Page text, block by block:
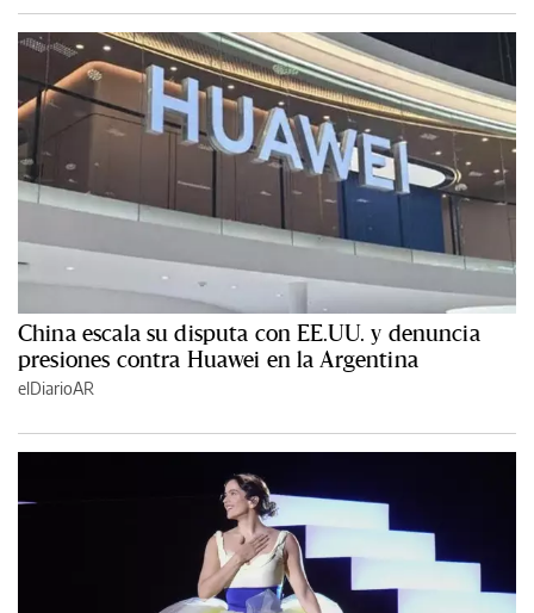
China escala su disputa con EE.UU. y denuncia
presiones contra Huawei en la Argentina
elDiarioAR